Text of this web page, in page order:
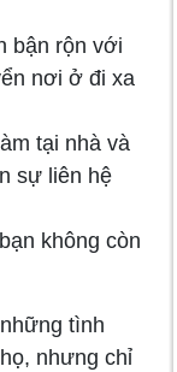
bận rộn với
nơi ở đi xa
tại nhà và
sự liên hệ
không còn
tình
nhưng chỉ